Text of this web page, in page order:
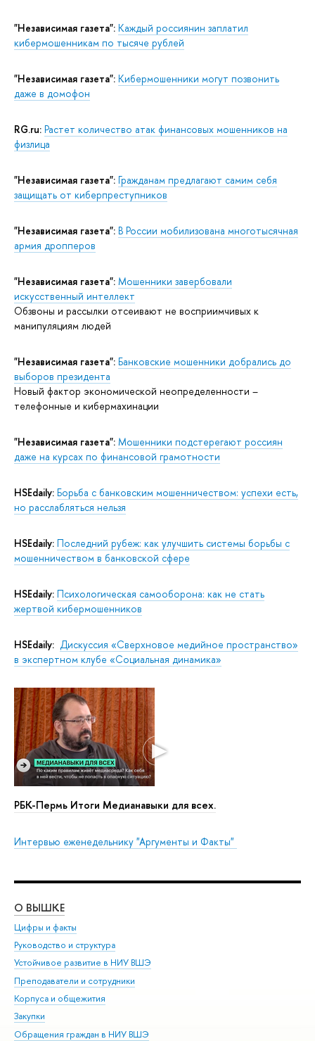
"Независимая газета": Каждый россиянин заплатил
кибермошенникам по тысяче рублей
"Независимая газета": Кибермошенники могут позвонить
даже в домофон
RG.ru: Растет количество атак финансовых мошенников на
физлица
"Независимая газета": Гражданам предлагают самим себя
защищать от киберпреступников
"Независимая газета": В России мобилизована многотысячная
армия дропперов
"Независимая газета": Мошенники завербовали
искусственный интеллект
Обзвоны и рассылки отсеивают не восприимчивых к
манипуляциям людей
"Независимая газета": Банковские мошенники добрались до
выборов президента
Новый фактор экономической неопределенности –
телефонные и кибермахинации
"Независимая газета": Мошенники подстерегают россиян
даже на курсах по финансовой грамотности
HSEdaily: Борьба с банковским мошенничеством: успехи есть,
но расслабляться нельзя
HSEdaily: Последний рубеж: как улучшить системы борьбы с
мошенничеством в банковской сфере
HSEdaily: Психологическая самооборона: как не стать
жертвой кибермошенников
HSEdaily: Дискуссия «Сверхновое медийное пространство»
в экспертном клубе «Социальная динамика»
РБК-Пермь Итоги Медианавыки для всех.
Интервью еженедельнику "Аргументы и Факты"
О ВЫШКЕ
Цифры и факты
Руководство и структура
Устойчивое развитие в НИУ ВШЭ
Преподаватели и сотрудники
Корпуса и общежития
Закупки
Обращения граждан в НИУ ВШЭ